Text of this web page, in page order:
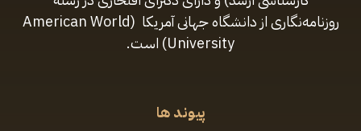
روزنامه‌نگاری از دانشگاه جهانی آمریکا (American World
University) است.
پیوند ها